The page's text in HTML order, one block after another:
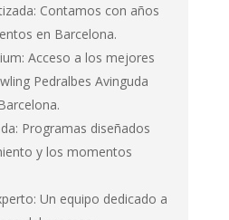
Contamos con años
en Barcelona.
Acceso a los mejores
Pedralbes Avinguda
Programas diseñados
y los momentos
Un equipo dedicado a